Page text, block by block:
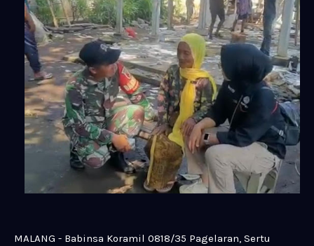
MALANG - Babinsa Koramil 0818/35 Pagelaran, Sertu